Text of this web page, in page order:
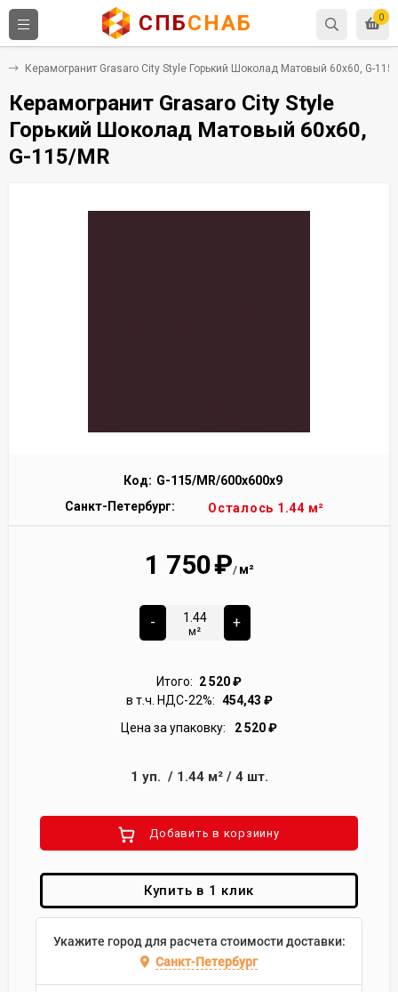
0
СПБСНАБ
Керамогранит Grasaro City Style Горький Шоколад Матовый 60x60, G-
Керамогранит Grasaro City Style
Горький Шоколад Матовый 60x60,
G-115/MR
Код: G-115/MR/600x600x9
Санкт-Петербург:
Осталось 1.44 м²
1 750₽/ м²
-
м²
+
Итого: 2 520₽
в т.ч. НДС-22%: 454,43 ₽
Цена за упаковку:
2 520₽
1 уп. / 1.44м²/ 4 шт.
Добавить в корзиину
Купить в 1 клик
Укажите город для расчета стоимости доставки:
Санкт-Петербург